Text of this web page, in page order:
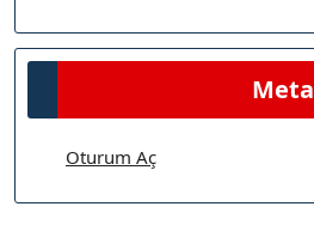
Meta
Oturum Aç